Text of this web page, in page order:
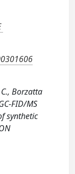
Borzatta
FID/MS
synthetic